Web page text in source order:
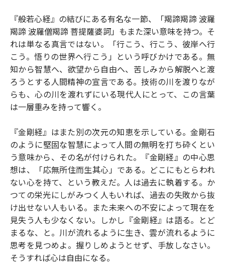
『般若心経』の結びにある有名な一節、「羯諦羯諦 波羅
羯諦 波羅僧羯諦 菩提薩婆訶」もまた深い意味を持つ。そ
れは単なる真言ではない。「行こう、行こう、彼岸へ行
こう。悟りの世界へ行こう」という呼びかけである。無
知から智慧へ、欲望から自由へ、苦しみから解脱へと渡
ろうとする人間精神の宣言である。技術の川を渡りなが
らも、心の川を渡れずにいる現代人にとって、この言葉
は一層重みを持って響く。
『金剛経』はまた別の次元の知恵を示している。金剛石
のように堅固な智慧によって人間の無明を打ち砕くとい
う意味から、その名が付けられた。『金剛経』の中心思
想は、「応無所住而生其心」である。どこにもとらわれ
ない心を持て、という教えだ。人は過去に執着する。か
つての栄光にしがみつく人もいれば、過去の失敗から抜
け出せない人もいる。また未来への不安によって現在を
見失う人も少なくない。しかし『金剛経』は語る。とど
まるな、と。川が流れるように生き、雲が流れるように
思考を見つめよ。握りしめようとせず、手放しなさい。
そうすれば心は自由になる。